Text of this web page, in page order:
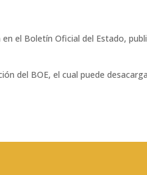
el Boletín Oficial del Estado,
del BOE, el cual puede